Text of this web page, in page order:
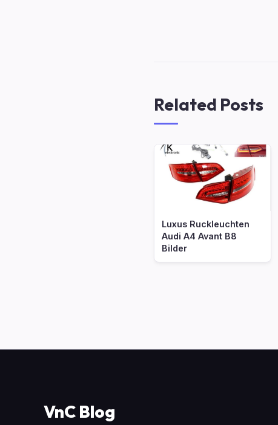
Related Posts
Luxus Ruckleuchten
Audi A4 Avant B8
Bilder
VnC Blog